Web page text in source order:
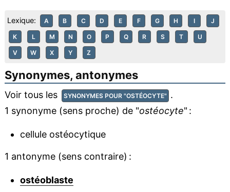
Lexique: A B C D E F G H I J
K L M N O P Q R S T U
V W X Y Z
Synonymes, antonymes
Voir tous les SYNONYMES POUR "OSTÉOCYTE" .
1 synonyme (sens proche) de "ostéocyte" :
cellule ostéocytique
1 antonyme (sens contraire) :
ostéoblaste